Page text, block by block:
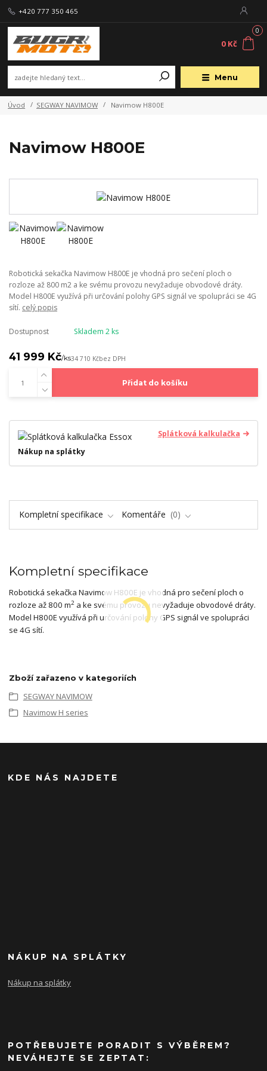
Menu
+420 777 350 465
0
0 Kč
Úvod SEGWAY NAVIMOW Navimow H800E
Navimow H800E
Robotická sekačka Navimow H800E je vhodná pro sečení ploch o
rozloze až 800 m2 a ke svému provozu nevyžaduje obvodové dráty.
Model H800E využívá při určování polohy GPS signál ve spolupráci se 4G
sítí. celý popis
Dostupnost Skladem 2 ks
41 999 Kč/ks34 710 Kčbez DPH
Přidat do košíku
Splátková kalkulačka
Nákup na splátky
Kompletní specifikace Komentáře 0
Kompletní specifikace
Robotická sekačka Navimow H800E je vhodná pro sečení ploch o
rozloze až 800 m2 a ke svému provozu nevyžaduje obvodové dráty.
Model H800E využívá při určování polohy GPS signál ve spolupráci
se 4G sítí.
Zboží zařazeno v kategoriích
SEGWAY NAVIMOW
Navimow H series
KDE NÁS NAJDETE
NÁKUP NA SPLÁTKY
Nákup na splátky
POTŘEBUJETE PORADIT S VÝBĚREM?
NEVÁHEJTE SE ZEPTAT: